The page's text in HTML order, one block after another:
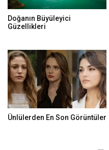
Doğanın Büyüleyici
Güzellikleri
Ünlülerden En Son Görüntüler